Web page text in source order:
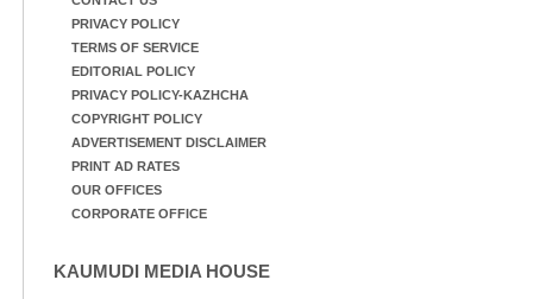
PRIVACY POLICY
TERMS OF SERVICE
EDITORIAL POLICY
PRIVACY POLICY-KAZHCHA
COPYRIGHT POLICY
ADVERTISEMENT DISCLAIMER
PRINT AD RATES
OUR OFFICES
CORPORATE OFFICE
KAUMUDI MEDIA HOUSE